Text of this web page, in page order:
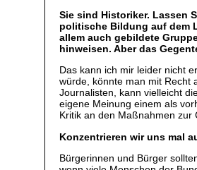
Sie sind Historiker. Lassen
politische Bildung auf dem
allem auch gebildete
hinweisen. Aber das
Das kann ich mir leider nicht
würde, könnte man mit Recht
Journalisten, kann vielleicht
eigene Meinung einem als
Kritik an den Maßnahmen zur
Konzentrieren wir uns mal
Bürgerinnen und Bürger